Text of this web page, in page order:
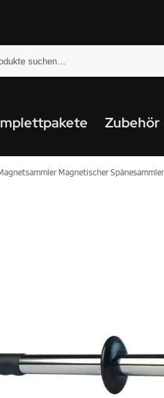
Zubehör
Magnetischer Spänesammler